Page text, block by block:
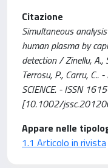
Citazione
Simultaneous
human plasma by
detection / Zinellu, A.,
Terrosu, P., Carru, C..
SCIENCE. - ISSN
[10.1002/
Appare nelle
1.1 Articolo in rivista